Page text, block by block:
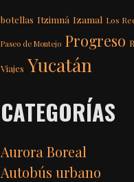
botellas Itzimná Izamal Los
Paseo de Montejo Progreso
Viajes Yucatán
CATEGORÍAS
Aurora Boreal
Autobús urbano